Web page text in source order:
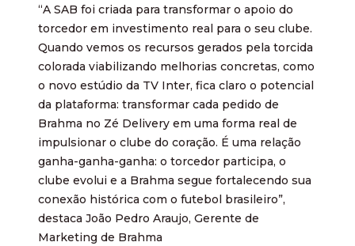
“A SAB foi criada para transformar o apoio do
torcedor em investimento real para o seu clube.
Quando vemos os recursos gerados pela torcida
colorada viabilizando melhorias concretas, como
o novo estúdio da TV Inter, fica claro o potencial
da plataforma: transformar cada pedido de
Brahma no Zé Delivery em uma forma real de
impulsionar o clube do coração. É uma relação
ganha-ganha-ganha: o torcedor participa, o
clube evolui e a Brahma segue fortalecendo sua
conexão histórica com o futebol brasileiro”,
destaca João Pedro Araujo, Gerente de
Marketing de Brahma